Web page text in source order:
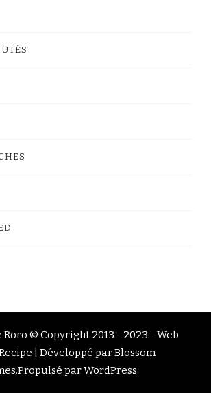
Roro © Copyright 2013 - 2023 - Web
| Développé parBlossom
.Propulsé parWordPress.